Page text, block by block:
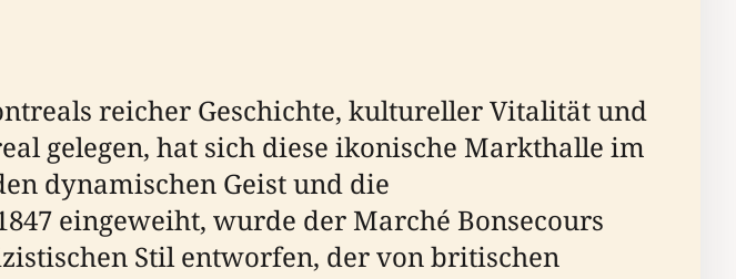
reicher Geschichte, kultureller Vitalität und
gelegen, hat sich diese ikonische Markthalle im
dynamischen Geist und die
eingeweiht, wurde der Marché Bonsecours
Stil entworfen, der von britischen